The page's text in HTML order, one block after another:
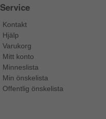
Service
Kontakt
Hjälp
Varukorg
Mitt konto
Minneslista
Min önskelista
Offentlig önskelista